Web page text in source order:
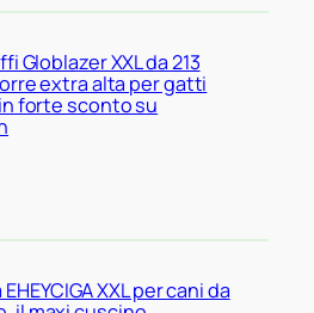
Globlazer XXL da 213
extra alta per gatti
forte sconto su
XXL per cani da